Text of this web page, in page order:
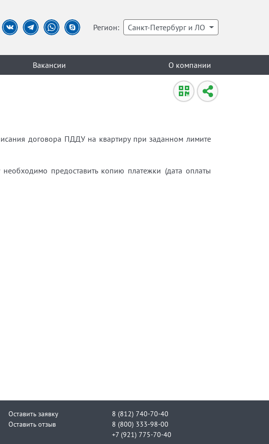
Регион: Санкт-Петербург и ЛО
Вакансии О компании
договора ПДДУ на квартиру при заданном лимите
предоставить копию платежки (дата оплаты
Оставить заявку
Оставить отзыв
8 (812) 740-70-40
8 (800) 333-98-00
+7 (921) 775-70-40